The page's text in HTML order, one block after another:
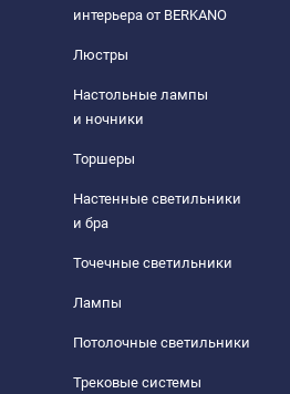
интерьера от BERKANO
Люстры
Настольные лампы
и ночники
Торшеры
Настенные светильники
и бра
Точечные светильники
Лампы
Потолочные светильники
Трековые системы